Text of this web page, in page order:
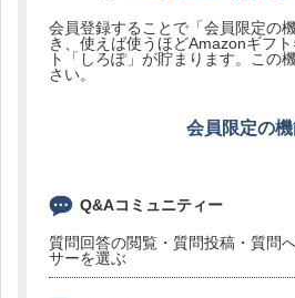
会員登録することで「会員限定の
き、使えば使うほどAmazonギフ
ト「しろぽ」が貯まります。この
さい。
会員限定の
Q&Aコミュニティー
質問回答の閲覧・質問投稿・質問
サーを選ぶ